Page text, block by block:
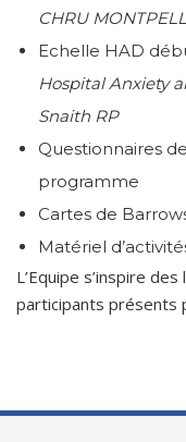
CHRU
Echelle HAD
Hospital Anxiety
Snaith RP
Questionnaires
programme
Cartes de
Matériel
L’Equipe s’inspire
participants présents